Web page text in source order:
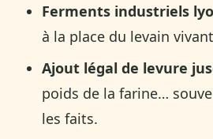
Ferments industriels
à la place du levain
Ajout légal de levure
poids de la farine…
les faits.